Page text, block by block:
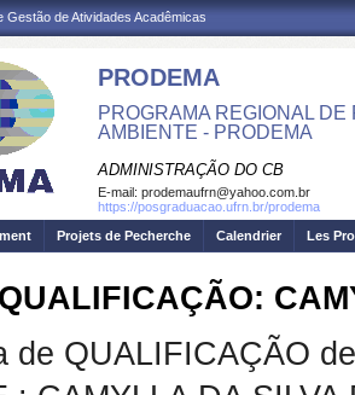
Gestão de Atividades Acadêmicas
PRODEMA
PROGRAMA REGIONAL
AMBIENTE - PRODEMA
ADMINISTRAÇÃO DO CB
E-mail: prodemaufrn@yahoo.com.br
https://posgraduacao.ufrn.br/prodema
Projets de Pecherche Calendrier Les
de QUALIFICAÇÃO